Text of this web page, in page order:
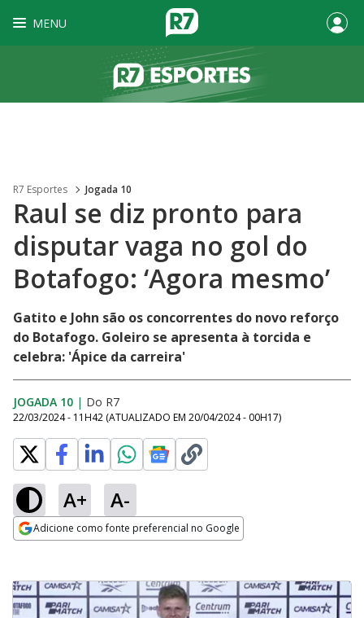
MENU
R7 Esportes Jogada 10
Raul se diz pronto para
disputar vaga no gol do
Botafogo: ‘Agora mesmo’
Gatito e John são os concorrentes do novo reforço
do Botafogo. Goleiro se apresenta à torcida e
celebra: 'Ápice da carreira'
JOGADA 10 | Do R7
22/03/2024 - 11H42 (ATUALIZADO EM 20/04/2024 - 00H17)
A+ A-
Adicione como fonte preferencial no Google